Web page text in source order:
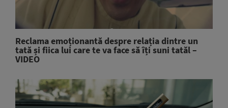
Reclama emoționantă despre relația dintre un
tată și fiica lui care te va face să îți suni tatăl –
VIDEO